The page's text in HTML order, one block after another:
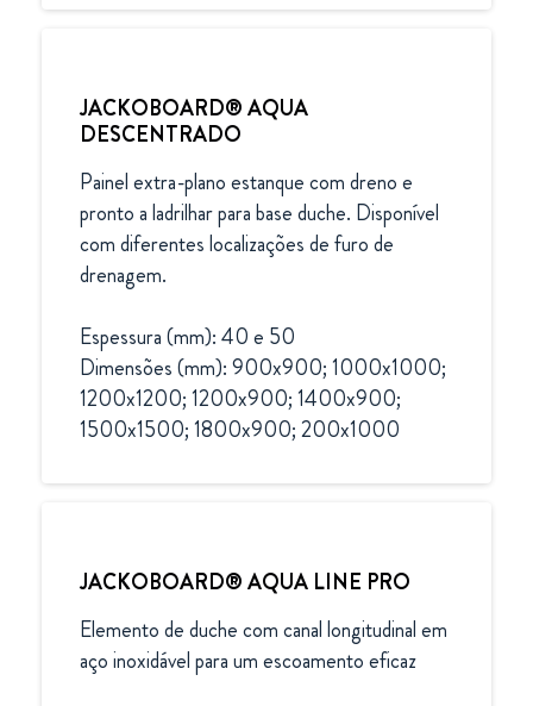
JACKOBOARD® AQUA
DESCENTRADO
Painel extra-plano estanque com dreno e
pronto a ladrilhar para base duche. Disponível
com diferentes localizações de furo de
drenagem.
Espessura (mm): 40 e 50
Dimensões (mm): 900x900; 1000x1000;
1200x1200; 1200x900; 1400x900;
1500x1500; 1800x900; 200x1000
JACKOBOARD® AQUA LINE PRO
Elemento de duche com canal longitudinal em
aço inoxidável para um escoamento eficaz